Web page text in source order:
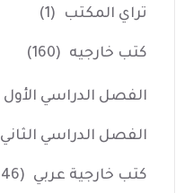
تراي المكتب (1)
كتب خارجيه (160)
الفصل الدراسي الأول
الفصل الدراسي الثاني
كتب خارجية عربي (146)